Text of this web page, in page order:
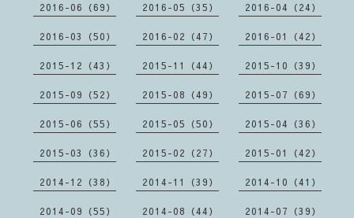
2016-06（69） 2016-05（35） 2016-04（24）
2016-03（50） 2016-02（47） 2016-01（42）
2015-12（43） 2015-11（44） 2015-10（39）
2015-09（52） 2015-08（49） 2015-07（69）
2015-06（55） 2015-05（50） 2015-04（36）
2015-03（36） 2015-02（27） 2015-01（42）
2014-12（38） 2014-11（39） 2014-10（41）
2014-09（55） 2014-08（44） 2014-07（39）